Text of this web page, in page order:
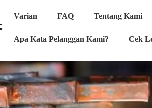
Varian FAQ Tentang Kami
Apa Kata Pelanggan Kami? Cek